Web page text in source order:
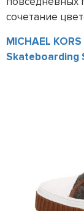
сочетание
MICHAEL
Skateboarding